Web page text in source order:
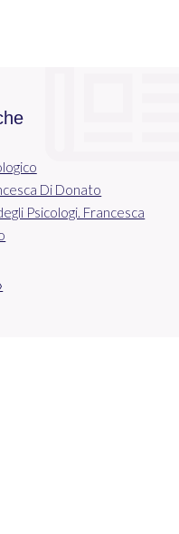
Di Donato
Psicologi. Francesca